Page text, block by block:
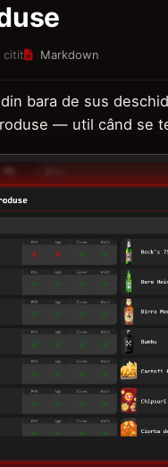
citit Markdown
din bara de sus
— util când se